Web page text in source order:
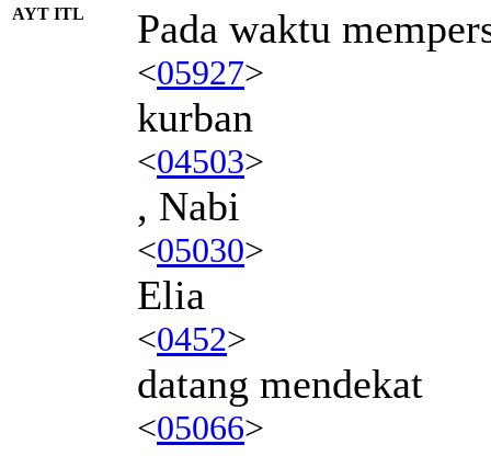
AYT ITL Pada waktu
<05927>
kurban
<04503>
, Nabi
<05030>
Elia
<0452>
datang mendekat
<05066>